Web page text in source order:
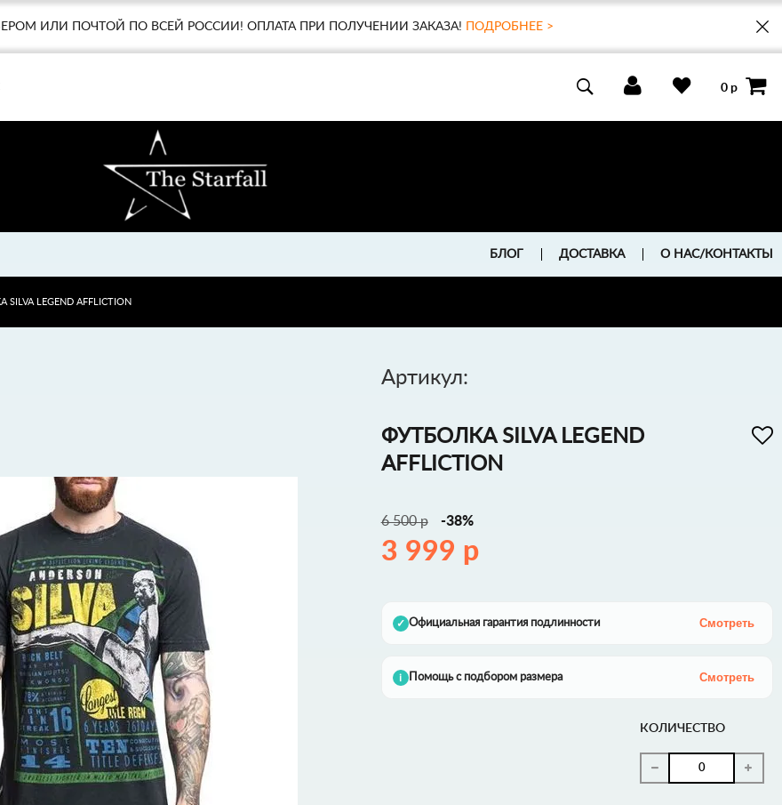
ИЛИ ПОЧТОЙ ПО ВСЕЙ РОССИИ! ОПЛАТА ПРИ ПОЛУЧЕНИИ ЗАКАЗА! ПОДРОБНЕЕ >
0 р
БЛОГ ДОСТАВКА О НАС/КОНТАКТЫ
LEGEND AFFLICTION
Артикул:
ФУТБОЛКА SILVA LEGEND
AFFLICTION
6 500 р -38%
3 999 р
✓ Официальная гарантия подлинности Смотреть
i Помощь с подбором размера Смотреть
КОЛИЧЕСТВО